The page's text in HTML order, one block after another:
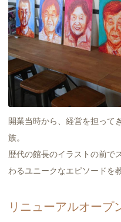
開業当時から、経営を担って
族。
歴代の館長のイラストの前で
わるユニークなエピソードを
リニューアルオープ